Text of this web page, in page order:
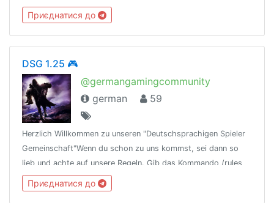
Chat.
Приєднатися до
DSG 1.25 🎮
@germangamingcommunity
german
59
Herzlich Willkommen zu unseren "Deutschsprachigen Spieler
Gemeinschaft"Wenn du schon zu uns kommst, sei dann so
lieb und achte auf unsere Regeln. Gib das Kommando /rules
ein, um sich die Regeln anzuschauen!Discord Kanal
https://discord.gg/VDTZrvq
Приєднатися до